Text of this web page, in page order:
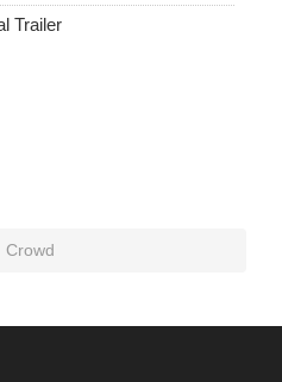
Trailer
Crowd